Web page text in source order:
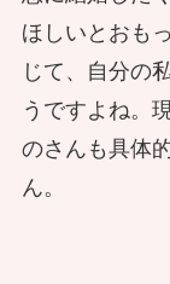
ほしいとおも
じて、自分の
うですよね。
のさんも具体
ん。